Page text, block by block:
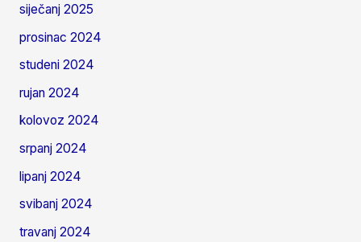
siječanj 2025
prosinac 2024
studeni 2024
rujan 2024
kolovoz 2024
srpanj 2024
lipanj 2024
svibanj 2024
travanj 2024